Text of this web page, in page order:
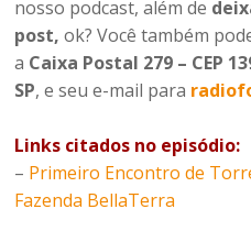
nosso podcast, além de
post, ok? Você também
a Caixa Postal 279 – CEP
SP, e seu e-mail para
Links citados no episódio:
– Primeiro Encontro de
Fazenda BellaTerra